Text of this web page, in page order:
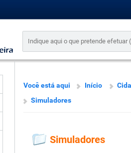
Você está aqui Início
Simuladores
Simuladores